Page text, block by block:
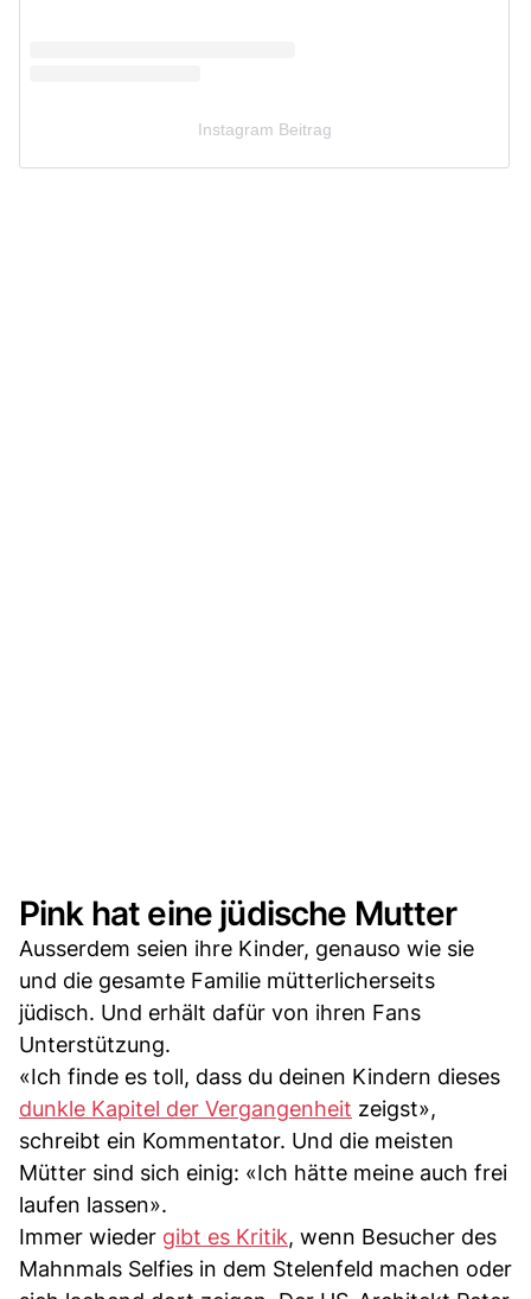
Instagram Beitrag
Pink hat eine jüdische Mutter
Ausserdem seien ihre Kinder, genauso wie sie
und die gesamte Familie mütterlicherseits
jüdisch. Und erhält dafür von ihren Fans
Unterstützung.
«Ich finde es toll, dass du deinen Kindern dieses
dunkle Kapitel der Vergangenheit zeigst»,
schreibt ein Kommentator. Und die meisten
Mütter sind sich einig: «Ich hätte meine auch frei
laufen lassen».
Immer wieder gibt es Kritik, wenn Besucher des
Mahnmals Selfies in dem Stelenfeld machen oder